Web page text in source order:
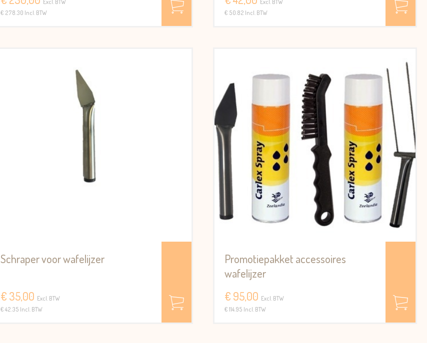
Excl. BTW
€ 278.30 Incl. BTW
Excl. BTW
€ 50.82 Incl. BTW
Schraper voor wafelijzer
€ 35,00 Excl. BTW
€ 42.35 Incl. BTW
Promotiepakket accessoires
wafelijzer
€ 95,00 Excl. BTW
€ 114.95 Incl. BTW